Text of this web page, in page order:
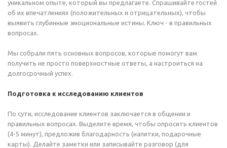
уникальном опыте, который вы предлагаете. Спрашивайте гостей
об их впечатлениях (положительных и отрицательных), чтобы
выявить глубинные эмоциональные истины. Ключ - в правильных
вопросах.
Мы собрали пять основных вопросов, которые помогут вам
получить не просто поверхностные ответы, а настроиться на
долгосрочный успех.
Подготовка к исследованию клиентов
По сути, исследование клиентов заключается в общении и
правильных вопросах. Выделите время, чтобы опросить клиентов
(4-5 минут), предложив благодарность (напитки, подарочные
карты). Делайте заметки или записывайте разговор (для